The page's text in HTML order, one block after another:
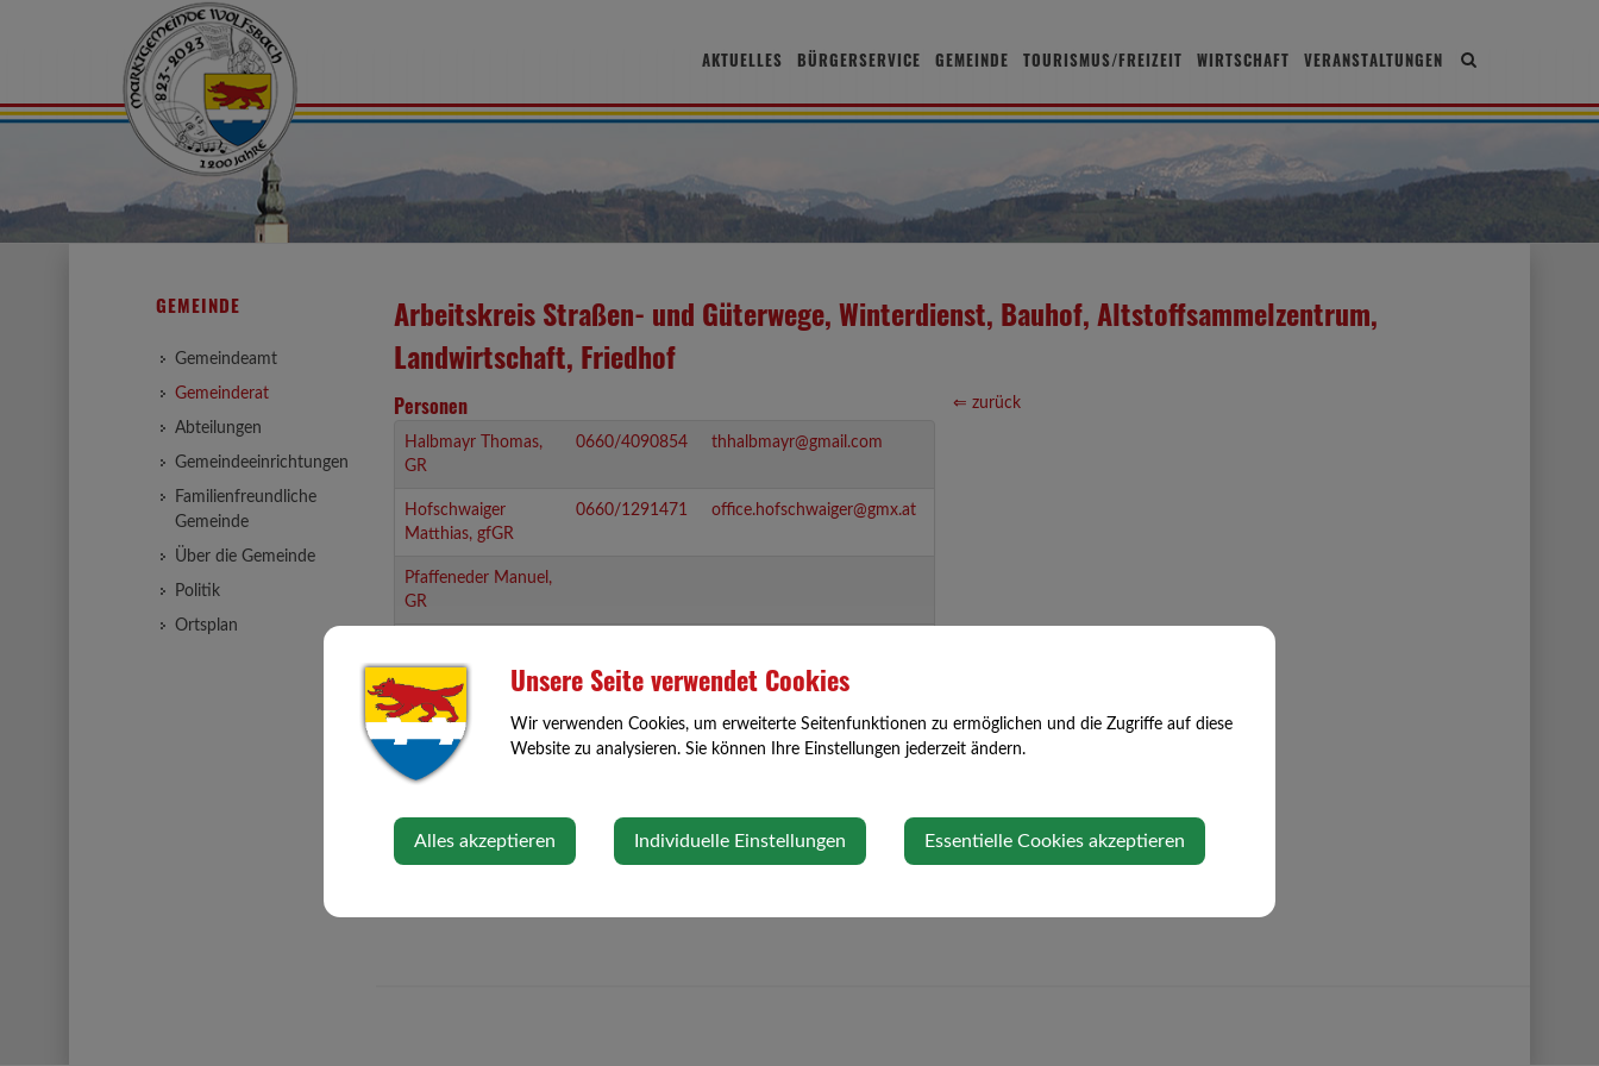
Site
toggle
AKTUELLES BÜRGERSERVICE GEMEINDE TOURISMUS/FREIZEIT WIRTSCHAFT VERANSTALTUNGEN
Arbeitskreis Straßen- und Güterwege, Winterdienst, Bauhof, Altstoffsammelzentrum,
Landwirtschaft, Friedhof
Personen
Halbmayr Thomas,
GR
0660/4090854 thhalbmayr@gmail.com
Hofschwaiger
Matthias, gfGR
0660/1291471 office.hofschwaiger@gmx.at
Pfaffeneder Manuel,
GR
Schadauer Martin,
GR
0664/2145896 mschadauer@gmx.at
Schmidinger
Leopold, GR
0664/5032819 lschmidinger@gmx.at
Bürgermeister
+43 (676) 516
unterberger@wolfsbach.gv.at
⇐ zurück
GEMEINDE
Gemeindeamt
Gemeinderat
Abteilungen
Gemeindeeinrichtungen
Familienfreundliche
Gemeinde
Über die Gemeinde
Politik
Ortsplan
Unsere Seite verwendet Cookies
Wir verwenden Cookies, um erweiterte Seitenfunktionen zu ermöglichen und die Zugriffe auf diese
Website zu analysieren. Sie können Ihre Einstellungen jederzeit ändern.
Alles akzeptieren Individuelle Einstellungen Essentielle Cookies akzeptieren